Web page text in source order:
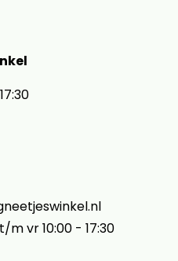
vr 10:00 - 17:30